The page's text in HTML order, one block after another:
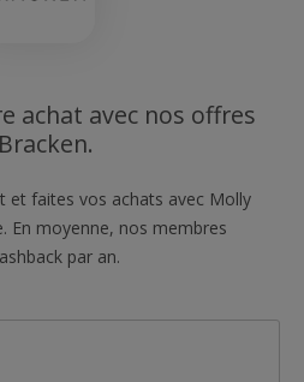
achat avec nos offres
et faites vos achats avec Molly
En moyenne, nos membres
par an.